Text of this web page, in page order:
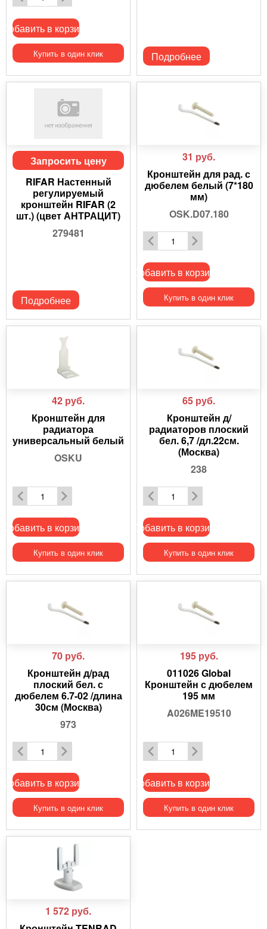
Добавить в корзину
Купить в один клик Подробнее
Запросить цену
RIFAR Настенный
регулируемый
кронштейн RIFAR (2
шт.) (цвет АНТРАЦИТ)
279481
Подробнее
31 руб.
Кронштейн для рад. с
дюбелем белый (7*180
мм)
OSK.D07.180
Добавить в корзину
Купить в один клик
42 руб.
Кронштейн для
радиатора
универсальный белый
OSKU
Добавить в корзину
Купить в один клик
65 руб.
Кронштейн д/
радиаторов плоский
бел. 6,7 /дл.22см.
(Москва)
238
Добавить в корзину
Купить в один клик
70 руб.
Кронштейн д/рад
плоский бел. с
дюбелем 6.7-02 /длина
30см (Москва)
973
Добавить в корзину
Купить в один клик
195 руб.
011026 Global
Кронштейн с дюбелем
195 мм
A026ME19510
Добавить в корзину
Купить в один клик
1 572 руб.